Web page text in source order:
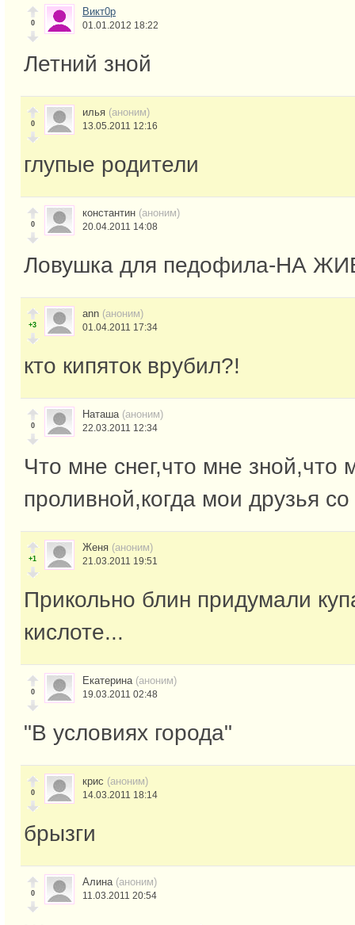
0
Викт0р
01.01.2012 18:22
Летний зной
0
илья (аноним)
13.05.2011 12:16
глупые родители
0
константин (аноним)
20.04.2011 14:08
Ловушка для педофила-НА
+3
ann (аноним)
01.04.2011 17:34
кто кипяток врубил?!
0
Наташа (аноним)
22.03.2011 12:34
Что мне снег,что мне зной,что
проливной,когда мои друзья
+1
Женя (аноним)
21.03.2011 19:51
Прикольно блин придумали
кислоте...
0
Екатерина (аноним)
19.03.2011 02:48
"В условиях города"
0
крис (аноним)
14.03.2011 18:14
брызги
0
Алина (аноним)
11.03.2011 20:54